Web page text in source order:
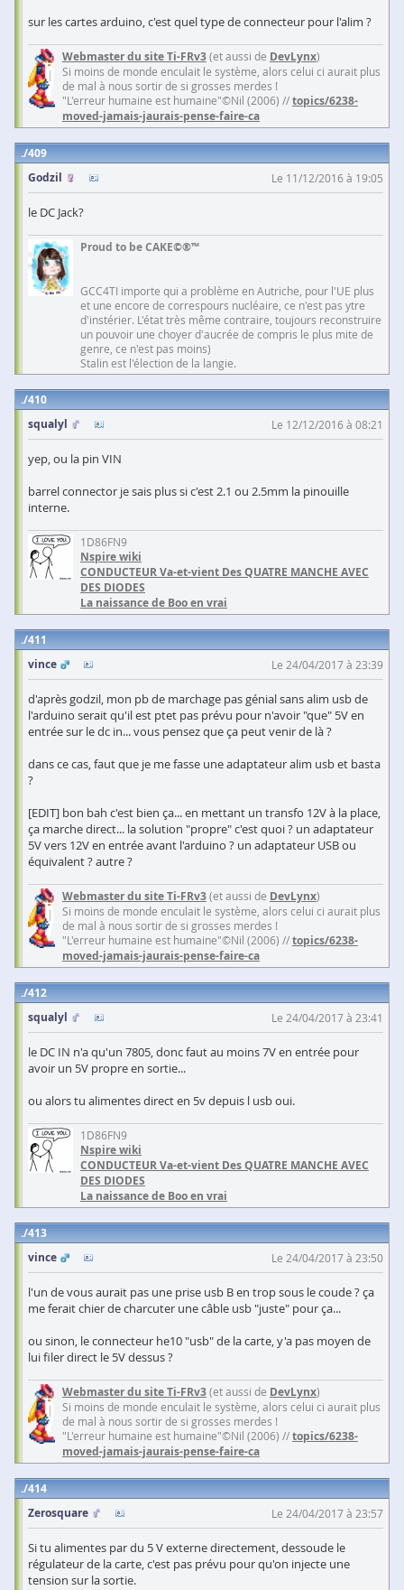
sur les cartes arduino, c'est quel type de connecteur pour l'alim ?
Webmaster du site Ti-FRv3(et aussi de DevLynx)
Si moins de monde enculait le système, alors celui ci aurait plus
de mal à nous sortir de si grosses merdes !
"L'erreur humaine est humaine"©Nil (2006) //topics/6238-
moved-jamais-jaurais-pense-faire-ca
409
Godzil
Le 11/12/2016 à 19:05
le DC Jack?
Proud to be CAKE©®™
GCC4TI importe qui a problème en Autriche, pour l'UE plus
et une encore de correspours nucléaire, ce n'est pas ytre
d'instérier. L'état très même contraire, toujours reconstruire
un pouvoir une choyer d'aucrée de compris le plus mite de
genre, ce n'est pas moins)
Stalin est l'élection de la langie.
410
squalyl
Le 12/12/2016 à 08:21
yep, ou la pin VIN
barrel connector je sais plus si c'est 2.1 ou 2.5mm la pinouille
interne.
1D86FN9
Nspire wiki
CONDUCTEUR Va-et-vient Des QUATRE MANCHE AVEC
DES DIODES
La naissance de Boo en vrai
411
vince
Le 24/04/2017 à 23:39
d'après godzil, mon pb de marchage pas génial sans alim usb de
l'arduino serait qu'il est ptet pas prévu pour n'avoir "que" 5V en
entrée sur le dc in... vous pensez que ça peut venir de là ?
dans ce cas, faut que je me fasse une adaptateur alim usb et basta
?
[EDIT] bon bah c'est bien ça... en mettant un transfo 12V à la place,
ça marche direct... la solution "propre" c'est quoi ? un adaptateur
5V vers 12V en entrée avant l'arduino ? un adaptateur USB ou
équivalent ? autre ?
Webmaster du site Ti-FRv3(et aussi de DevLynx)
Si moins de monde enculait le système, alors celui ci aurait plus
de mal à nous sortir de si grosses merdes !
"L'erreur humaine est humaine"©Nil (2006) //topics/6238-
moved-jamais-jaurais-pense-faire-ca
412
squalyl
Le 24/04/2017 à 23:41
le DC IN n'a qu'un 7805, donc faut au moins 7V en entrée pour
avoir un 5V propre en sortie...
ou alors tu alimentes direct en 5v depuis l usb oui.
1D86FN9
Nspire wiki
CONDUCTEUR Va-et-vient Des QUATRE MANCHE AVEC
DES DIODES
La naissance de Boo en vrai
413
vince
Le 24/04/2017 à 23:50
l'un de vous aurait pas une prise usb B en trop sous le coude ? ça
me ferait chier de charcuter une câble usb "juste" pour ça...
ou sinon, le connecteur he10 "usb" de la carte, y'a pas moyen de
lui filer direct le 5V dessus ?
Webmaster du site Ti-FRv3(et aussi de DevLynx)
Si moins de monde enculait le système, alors celui ci aurait plus
de mal à nous sortir de si grosses merdes !
"L'erreur humaine est humaine"©Nil (2006) //topics/6238-
moved-jamais-jaurais-pense-faire-ca
414
Zerosquare
Le 24/04/2017 à 23:57
Si tu alimentes par du 5 V externe directement, dessoude le
régulateur de la carte, c'est pas prévu pour qu'on injecte une
tension sur la sortie.